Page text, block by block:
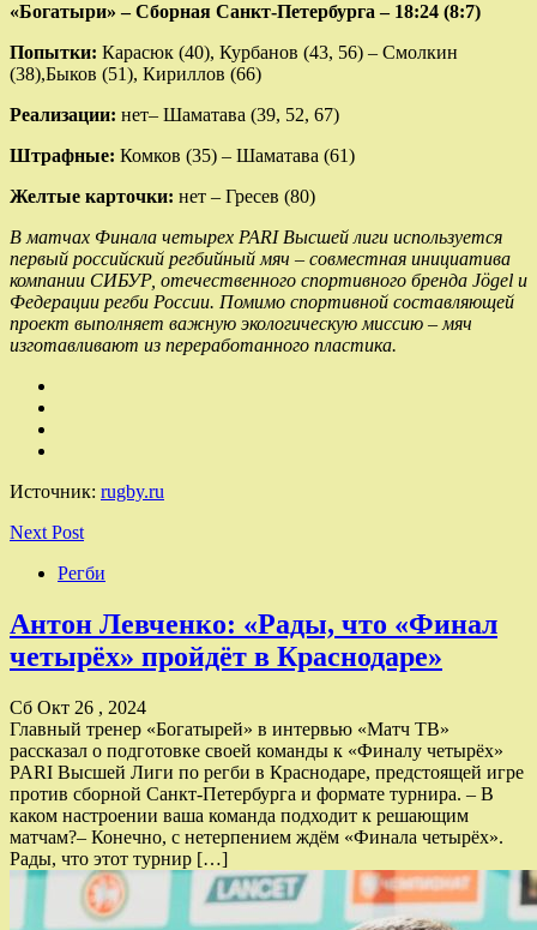
«Богатыри» – Сборная Санкт-Петербурга – 18:24 (8:7)
Попытки: Карасюк (40), Курбанов (43, 56) – Смолкин
(38),Быков (51), Кириллов (66)
Реализации: нет– Шаматава (39, 52, 67)
Штрафные: Комков (35) – Шаматава (61)
Желтые карточки: нет – Гресев (80)
В матчах Финала четырех PARI Высшей лиги используется
первый российский регбийный мяч – совместная инициатива
компании СИБУР, отечественного спортивного бренда Jögel и
Федерации регби России. Помимо спортивной составляющей
проект выполняет важную экологическую миссию – мяч
изготавливают из переработанного пластика.
Источник: rugby.ru
Next Post
Регби
Антон Левченко: «Рады, что «Финал
четырёх» пройдёт в Краснодаре»
Сб Окт 26 , 2024
Главный тренер «Богатырей» в интервью «Матч ТВ»
рассказал о подготовке своей команды к «Финалу четырёх»
PARI Высшей Лиги по регби в Краснодаре, предстоящей игре
против сборной Санкт-Петербурга и формате турнира. – В
каком настроении ваша команда подходит к решающим
матчам?– Конечно, с нетерпением ждём «Финала четырёх».
Рады, что этот турнир […]